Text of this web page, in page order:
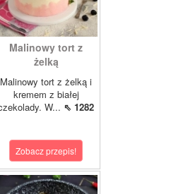
Malinowy tort z
żelką
Malinowy tort z żelką i
kremem z białej
W... ⇖ 1282
Zobacz przepis!